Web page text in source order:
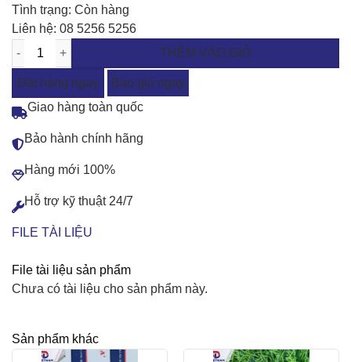
Tình trạng: Còn hàng
Liên hệ: 08 5256 5256
THÊM VÀO GIỎ
Đặt hàng ngay
Báo giá ngay
Giao hàng toàn quốc
Bảo hành chính hãng
Hàng mới 100%
Hỗ trợ kỹ thuật 24/7
FILE TÀI LIỆU
File tài liệu sản phẩm
Chưa có tài liệu cho sản phẩm này.
Sản phẩm khác